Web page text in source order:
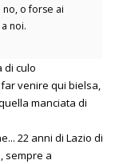
o forse ai
noi.
di culo
venire qui bielsa,
manciata di
22 anni di Lazio di
sempre a